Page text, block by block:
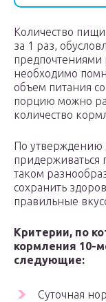
Количество
за 1 раз,
предпочтениями
необходимо
объем питания
порцию можно
количество
По утверждению
придерживаться
таком
сохранить
правильные
Критерии, по
кормления 10-
следующие:
Суточная